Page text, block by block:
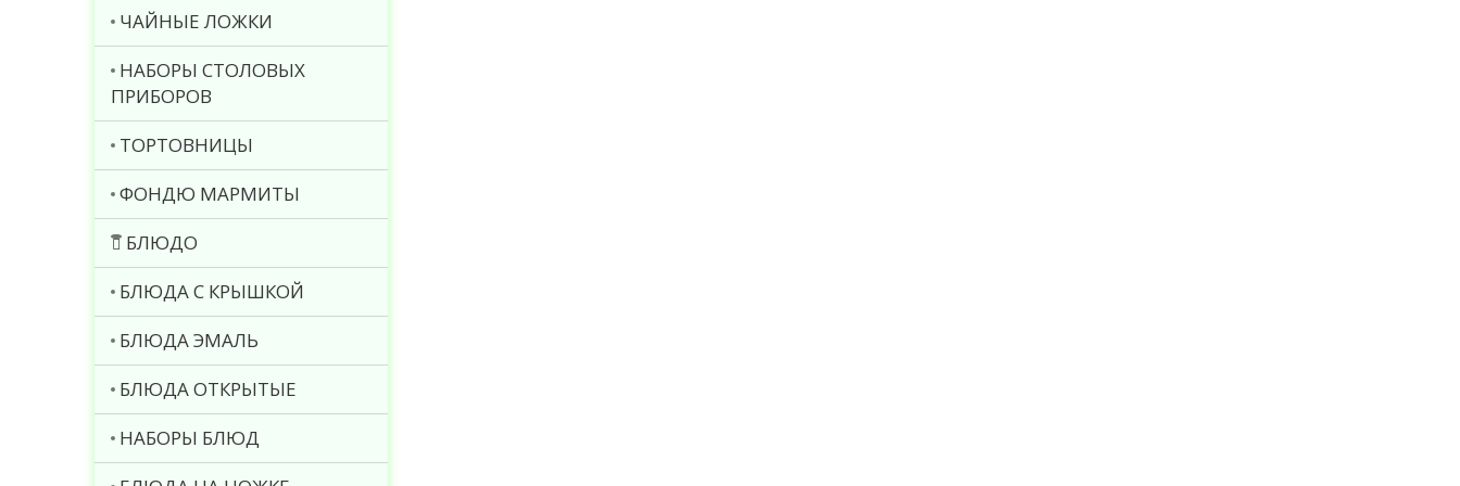
ЧАЙНЫЕ ЛОЖКИ
НАБОРЫ СТОЛОВЫХ
ПРИБОРОВ
ТОРТОВНИЦЫ
ФОНДЮ МАРМИТЫ
БЛЮДО
БЛЮДА С КРЫШКОЙ
БЛЮДА ЭМАЛЬ
БЛЮДА ОТКРЫТЫЕ
НАБОРЫ БЛЮД